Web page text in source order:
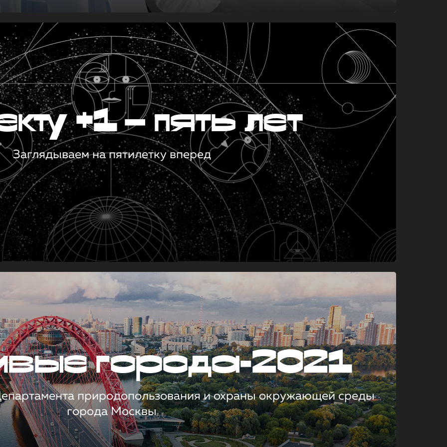
+1 — пять лет
Заглядываем на пятилетку вперед
города-2021
природопользования и охраны окружающей среды
города Москвы